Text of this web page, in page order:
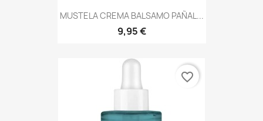
MUSTELA CREMA BALSAMO PAÑAL...
9,95 €
favorite_border